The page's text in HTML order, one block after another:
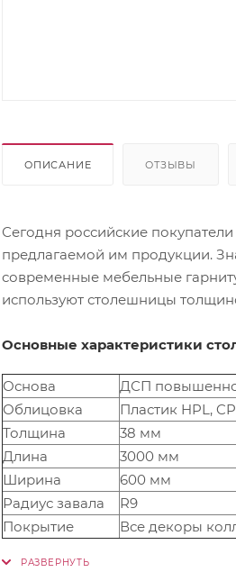
ОПИСАНИЕ ОТЗЫВЫ
Сегодня российские
предлагаемой им продукции.
современные мебельные
используют столешницы
Основные характеристики
Основа
ДСП
Облицовка
Пластик HPL,
Толщина
38 мм
Длина
3000 мм
Ширина
600 мм
Радиус завала
R9
Покрытие
Все декоры